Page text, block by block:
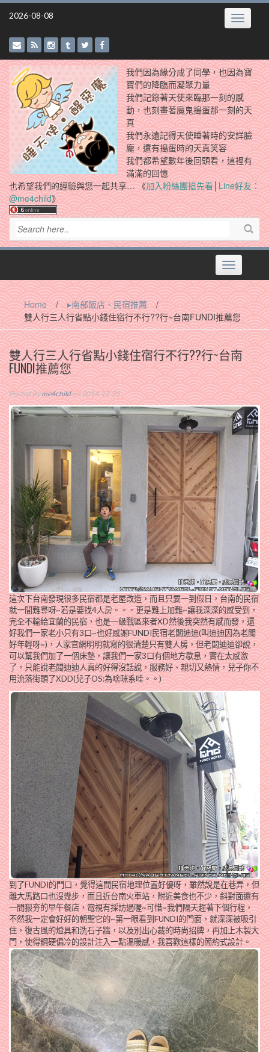
Skip
2026-08-08 Toggle
我們因為緣分成了同學，也因為寶
寶們的降臨而凝聚力量
我們記錄著天使來臨那一刻的感
動，也刻畫著魔鬼搗蛋那一刻的天
真
我們永遠記得天使睡著時的安詳臉
龐，還有搗蛋時的天真笑容
我們都希望數年後回頭看，這裡有
滿滿的回憶
也希望我們的經驗與您一起共享… 《加入粉絲團搶先看│Line好友：
@me4child》
Toggle
navigation
Home / ▸南部飯店、民宿推薦
/
雙人行三人行省點小錢住宿行不行??行~台南FUNDI推薦您
雙人行三人行省點小錢住宿行不行??行~台南
FUNDI推薦您
Posted Byme4childon 2014-12-25
這次下台南發現很多民宿都是老屋改造，而且只要一到假日，台南的民宿
就一間難尋呀~若是要找4人房。。。更是難上加難~讓我深深的感受到，
完全不輸給宜蘭的民宿，也是一級戰區來者XD然後我突然有感而發，還
好我們一家老小只有3口~也好感謝FUNDI民宿老闆迪迪(叫迪迪因為老闆
好年輕呀~)，人家官網明明就寫的很清楚只有雙人房，但老闆迪迪卻說，
可以幫我們加了一個床墊，讓我們一家3口有個地方歇息，實在太感激
了，只能說老闆迪迪人真的好得沒話說，服務好、親切又熱情，兒子你不
用流落街頭了XDD(兒子OS:為啥咪系哇。。)
到了FUNDI的門口，覺得這間民宿地理位置好優呀，雖然說是在巷弄，但
離大馬路口也沒幾步，而且近台南火車站，附近美食也不少，斜對面還有
一間狠夯的早午餐店，電視有採訪過喔~可惜~我們隔天趕著下個行程，
不然我一定會好好的朝聖它的~第一眼看到FUNDI的門面，就深深被吸引
住，復古風的燈具和洗石子牆，以及別出心裁的時尚招牌，再加上木製大
門，使得鋼硬偏冷的設計注入一點溫暖感，我喜歡這樣的簡約式設計。